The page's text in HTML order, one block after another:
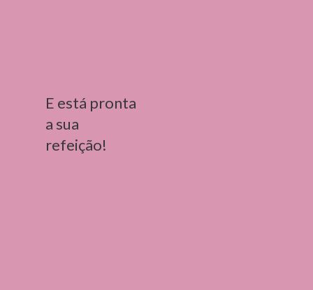
E está pronta
a sua
refeição!